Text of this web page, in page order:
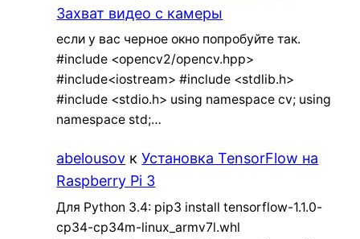
Захват видео с камеры
если у вас черное окно попробуйте так.
#include <opencv2/opencv.hpp>
#include<iostream> #include <stdlib.h>
#include <stdio.h> using namespace cv; using
namespace std;…
abelousov кУстановка TensorFlow на
Raspberry Pi 3
Для Python 3.4: pip3 install tensorflow-1.1.0-
cp34-cp34m-linux_armv7l.whl